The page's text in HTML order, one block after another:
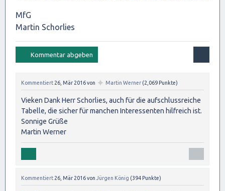
MfG
Martin Schorlies
Kommentiert 26, Mär 2016von ✦ Martin Werner (2,069 Punkte)
Vieken Dank Herr Schorlies, auch für die aufschlussreiche
Tabelle, die sicher für manchen Interessenten hilfreich ist.
Sonnige Grüße
Martin Werner
Kommentiert 26, Mär 2016von Jürgen König (394 Punkte)